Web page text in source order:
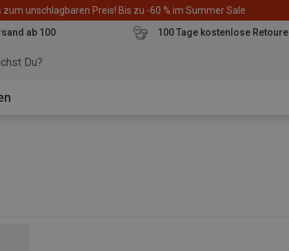
zum unschlagbaren Preis! Bis zu -60 % im Summer Sale
ab 100
100 Tage kostenlose Retoure